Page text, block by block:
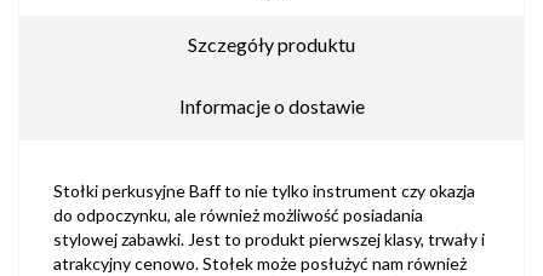
Szczegóły produktu
Informacje o dostawie
Stołki perkusyjne Baff to nie tylko instrument czy okazja
do odpoczynku, ale również możliwość posiadania
stylowej zabawki. Jest to produkt pierwszej klasy, trwały i
atrakcyjny cenowo. Stołek może posłużyć nam również